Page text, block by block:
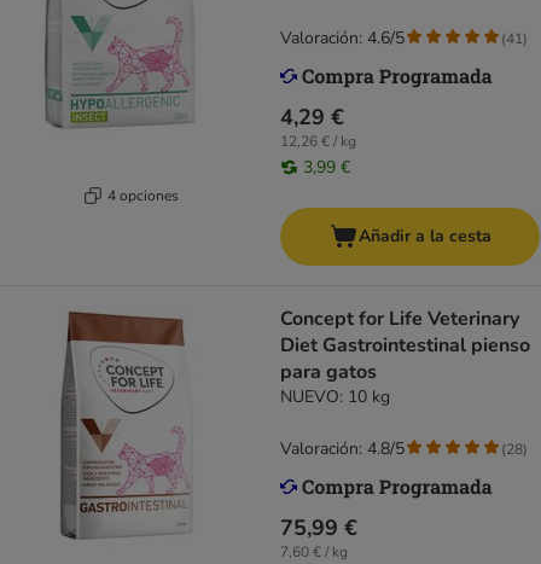
4 opciones
4,29 €
12,26 € / kg
3,99 €
Valoración: 4.6/5 (41)
Añadir a la cesta
Concept for Life Veterinary
Diet Gastrointestinal pienso
para gatos
NUEVO: 10 kg
75,99 €
7,60 € / kg
Valoración: 4.8/5 (28)